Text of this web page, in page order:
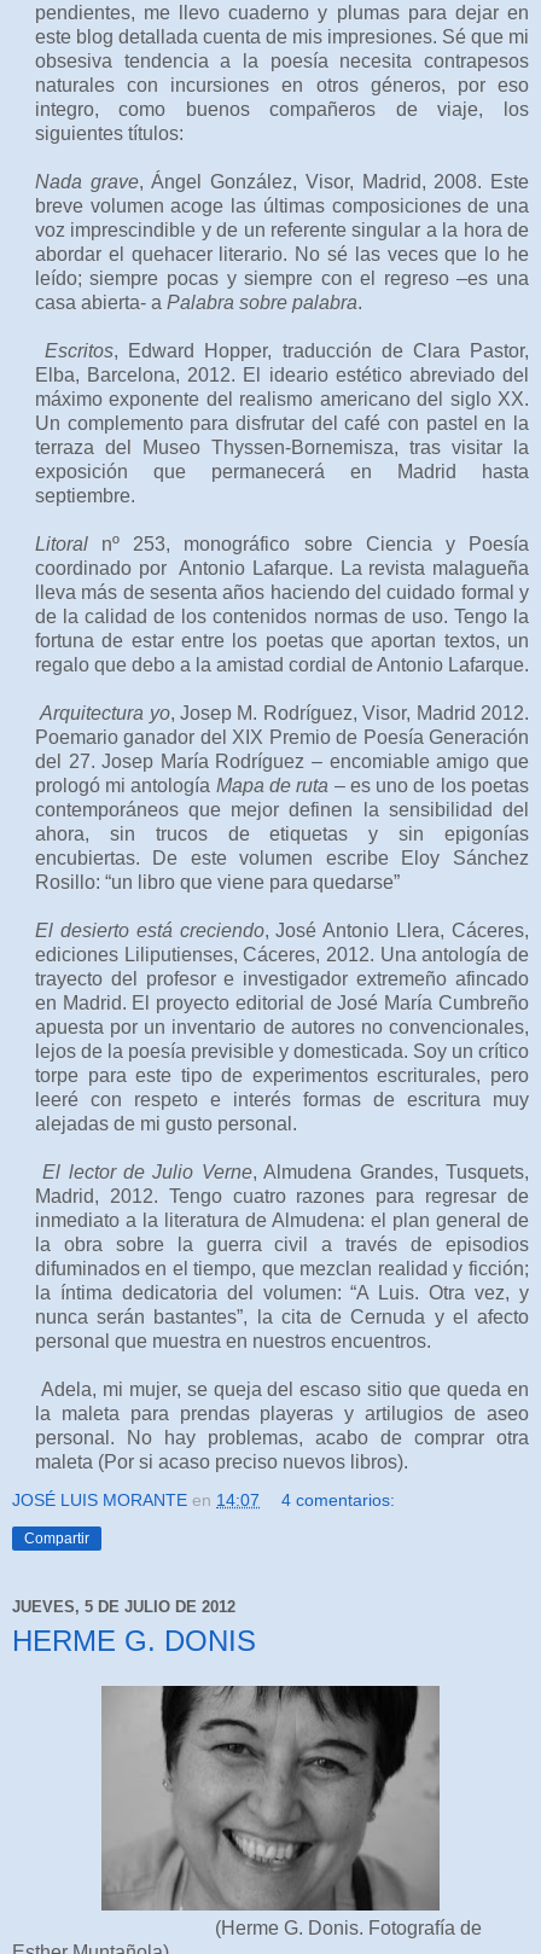
pendientes, me llevo cuaderno y plumas para dejar en
este blog detallada cuenta de mis impresiones. Sé que mi
obsesiva tendencia a la poesía necesita contrapesos
naturales con incursiones en otros géneros, por eso
integro, como buenos compañeros de viaje, los
siguientes títulos:
Nada grave, Ángel González, Visor, Madrid, 2008. Este
breve volumen acoge las últimas composiciones de una
voz imprescindible y de un referente singular a la hora de
abordar el quehacer literario. No sé las veces que lo he
leído; siempre pocas y siempre con el regreso –es una
casa abierta- a Palabra sobre palabra.
Escritos, Edward Hopper, traducción de Clara Pastor,
Elba, Barcelona, 2012. El ideario estético abreviado del
máximo exponente del realismo americano del siglo XX.
Un complemento para disfrutar del café con pastel en la
terraza del Museo Thyssen-Bornemisza, tras visitar la
exposición que permanecerá en Madrid hasta
septiembre.
Litoralnº 253, monográfico sobre Ciencia y Poesía
coordinado por
Antonio Lafarque. La revista malagueña
lleva más de sesenta años haciendo del cuidado formal y
de la calidad de los contenidos normas de uso. Tengo la
fortuna de estar entre los poetas que aportan textos, un
regalo que debo a la amistad cordial de Antonio Lafarque.
Arquitectura yo, Josep M. Rodríguez, Visor, Madrid 2012.
Poemario ganador del XIX Premio de Poesía Generación
del 27. Josep María Rodríguez – encomiable amigo que
prologó mi antología Mapa de ruta – es uno de los poetas
contemporáneos que mejor definen la sensibilidad del
ahora, sin trucos de etiquetas y sin epigonías
encubiertas. De este volumen escribe Eloy Sánchez
Rosillo: “un libro que viene para quedarse”
El desierto está creciendo, José Antonio Llera, Cáceres,
ediciones Liliputienses, Cáceres, 2012. Una antología de
trayecto del profesor e investigador extremeño afincado
en Madrid. El proyecto editorial de José María Cumbreño
apuesta por un inventario de autores no convencionales,
lejos de la poesía previsible y domesticada. Soy un crítico
torpe para este tipo de experimentos escriturales, pero
leeré con respeto e interés formas de escritura muy
alejadas de mi gusto personal.
El lector de Julio Verne, Almudena Grandes, Tusquets,
Madrid, 2012. Tengo cuatro razones para regresar de
inmediato a la literatura de Almudena: el plan general de
la obra sobre la guerra civil a través de episodios
difuminados en el tiempo, que mezclan realidad y ficción;
la íntima dedicatoria del volumen: “A Luis. Otra vez, y
nunca serán bastantes”, la cita de Cernuda y el afecto
personal que muestra en nuestros encuentros.
Adela, mi mujer, se queja del escaso sitio que queda en
la maleta para prendas playeras y artilugios de aseo
personal. No hay problemas, acabo de comprar otra
maleta (Por si acaso preciso nuevos libros).
JOSÉ LUIS MORANTE en 14:07 4 comentarios:
Compartir
JUEVES, 5 DE JULIO DE 2012
HERME G. DONIS
(Herme G. Donis. Fotografía de